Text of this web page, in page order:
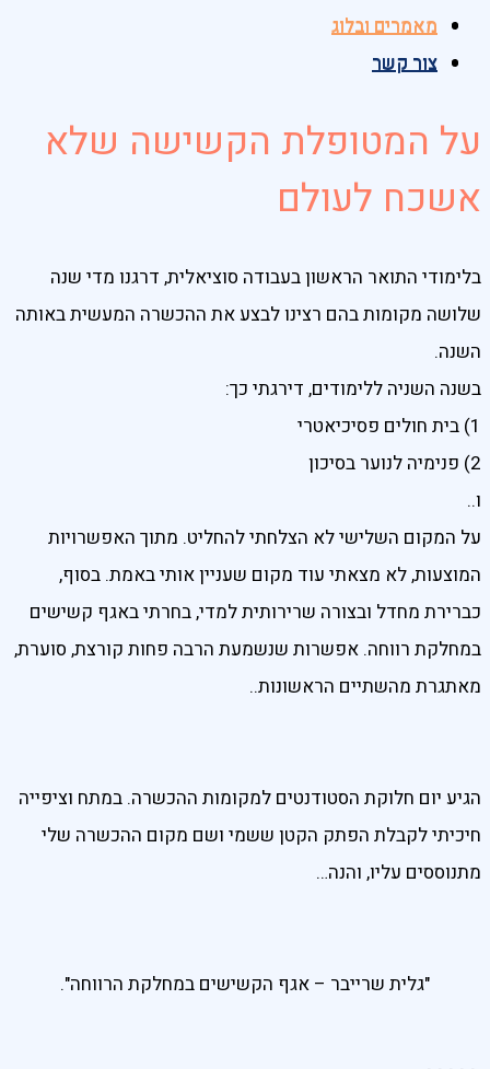
מאמרים ובלוג
צור קשר
מאמרים ובלוג
צור קשר
על המטופלת הקשישה שלא
אשכח לעולם
בלימודי התואר הראשון בעבודה סוציאלית, דרגנו מדי שנה
שלושה מקומות בהם רצינו לבצע את ההכשרה המעשית באותה
השנה.
בשנה השניה ללימודים, דירגתי כך:
1) בית חולים פסיכיאטרי
2) פנימיה לנוער בסיכון
ו..
על המקום השלישי לא הצלחתי להחליט. מתוך האפשרויות
המוצעות, לא מצאתי עוד מקום שעניין אותי באמת. בסוף,
כברירת מחדל ובצורה שרירותית למדי, בחרתי באגף קשישים
במחלקת רווחה. אפשרות שנשמעת הרבה פחות קורצת, סוערת,
מאתגרת מהשתיים הראשונות..
הגיע יום חלוקת הסטודנטים למקומות ההכשרה. במתח וציפייה
חיכיתי לקבלת הפתק הקטן ששמי ושם מקום ההכשרה שלי
מתנוססים עליו, והנה…
"גלית שרייבר – אגף הקשישים במחלקת הרווחה".